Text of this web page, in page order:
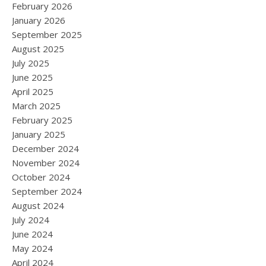
February 2026
January 2026
September 2025
August 2025
July 2025
June 2025
April 2025
March 2025
February 2025
January 2025
December 2024
November 2024
October 2024
September 2024
August 2024
July 2024
June 2024
May 2024
April 2024